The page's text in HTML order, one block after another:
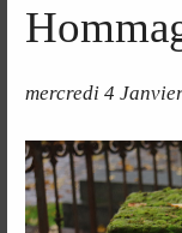
mercredi 4